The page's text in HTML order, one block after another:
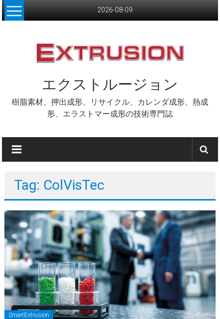
Skip
to
2026-08-09
エクストルージョン
樹脂素材、押出成形、リサイクル、カレンダ成形、熱成
形、エラストマー成形の技術専門誌
Tag: ColVisTec
SmartExtrusion